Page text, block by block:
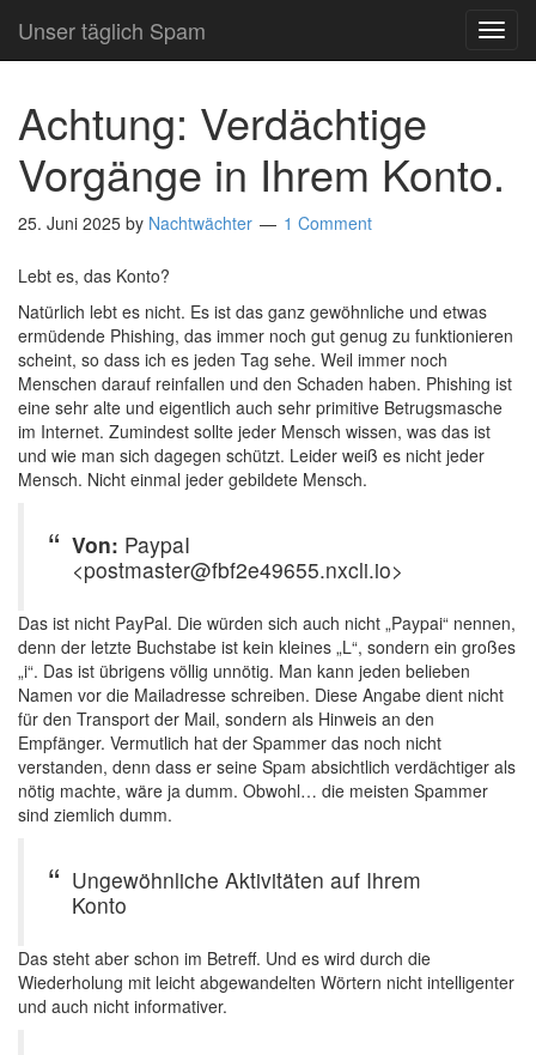
Unser täglich Spam
Achtung: Verdächtige
Vorgänge in Ihrem Konto.
25. Juni 2025 by Nachtwächter 1 Comment
Lebt es, das Konto?
Natürlich lebt es nicht. Es ist das ganz gewöhnliche und etwas
ermüdende Phishing, das immer noch gut genug zu funktionieren
scheint, so dass ich es jeden Tag sehe. Weil immer noch
Menschen darauf reinfallen und den Schaden haben. Phishing ist
eine sehr alte und eigentlich auch sehr primitive Betrugsmasche
im Internet. Zumindest sollte jeder Mensch wissen, was das ist
und wie man sich dagegen schützt. Leider weiß es nicht jeder
Mensch. Nicht einmal jeder gebildete Mensch.
Von: PaypaI
<postmaster@fbf2e49655.nxcli.io>
Das ist nicht PayPal. Die würden sich auch nicht „Paypai“ nennen,
denn der letzte Buchstabe ist kein kleines „L“, sondern ein großes
„i“. Das ist übrigens völlig unnötig. Man kann jeden belieben
Namen vor die Mailadresse schreiben. Diese Angabe dient nicht
für den Transport der Mail, sondern als Hinweis an den
Empfänger. Vermutlich hat der Spammer das noch nicht
verstanden, denn dass er seine Spam absichtlich verdächtiger als
nötig machte, wäre ja dumm. Obwohl… die meisten Spammer
sind ziemlich dumm.
Ungewöhnliche Aktivitäten auf Ihrem
Konto
Das steht aber schon im Betreff. Und es wird durch die
Wiederholung mit leicht abgewandelten Wörtern nicht intelligenter
und auch nicht informativer.